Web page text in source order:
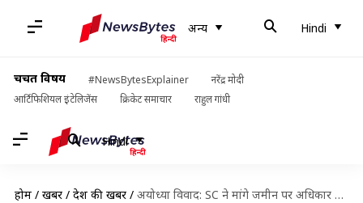
अन्य Hindi
चर्चित विषय #NewsBytesExplainer
नरेंद्र मोदी
आर्टिफिशियल इंटेलिजेंस
क्रिकेट समाचार राहुल गांधी
Hindi
होम / खबरें / देश की खबरें / अयोध्या विवाद: SC ने मांगे जमीन पर अधिकार के सबूत, निर्मोही अखाड़ा बोला- चोरी हो गए